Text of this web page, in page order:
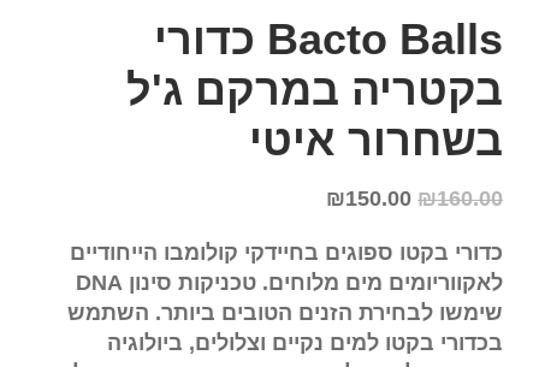
Bacto Balls כדורי
בקטריה במרקם ג'ל
בשחרור איטי
₪160.00
₪150.00
כדורי בקטו ספוגים בחיידקי קולומבו הייחודיים
לאקווריומים מים מלוחים. טכניקות סינון DNA
שימשו לבחירת הזנים הטובים ביותר. השתמש
בכדורי בקטו למים נקיים וצלולים, ביולוגיה